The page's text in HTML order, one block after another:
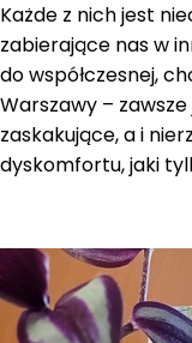
Każde z nich jest
zabierające nas w
do współczesnej,
Warszawy –
zaskakujące, a i
dyskomfortu, jaki